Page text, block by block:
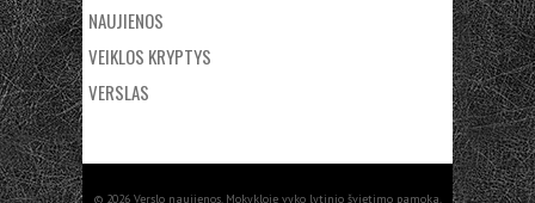
NAUJIENOS
VEIKLOS KRYPTYS
VERSLAS
© 2026 Verslo naujienos. Mokykloje vyko lytinio švietimo pamoka.